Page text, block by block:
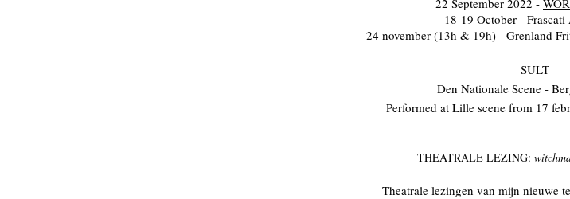
22 September 2022 -
18-19 October - Frascati
24 november (13h & 19h) - Grenland
SULT
Den Nationale Scene -
Performed at Lille scene from 17
THEATRALE LEZING:
Theatrale lezingen van mijn nieuwe